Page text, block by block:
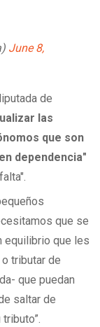
June 8,
de
las
que son
dependencia"
que se
equilibrio que les
tributar de
que puedan
saltar de